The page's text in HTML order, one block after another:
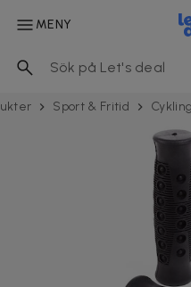
MENY
Sport & Fritid Cykling